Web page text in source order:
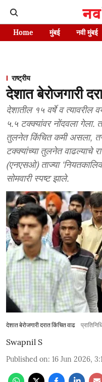
Home मुंबई नवी मुंबई
राष्ट्रीय
देशात बेरोजगारी
देशातील १५ वर्षे व त्यावरील
५.५ टक्क्यांवर नोंदवला गेला.
तुलनेत किंचित कमी असला,
टक्क्यांच्या तुलनेत वाढल्याचे
(एनएसओ) ताज्या
सोमवारी स्पष्ट झाले.
देशात बेरोजगारी दरात किंचित वाढ
Swapnil S
Published on: 16 Jun 2026,